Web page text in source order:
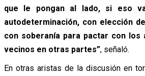
que le pongan al lado, si eso
autodeterminación, con elección
con soberanía para pactar con los
vecinos en otras partes”, señaló.
En otras aristas de la discusión en